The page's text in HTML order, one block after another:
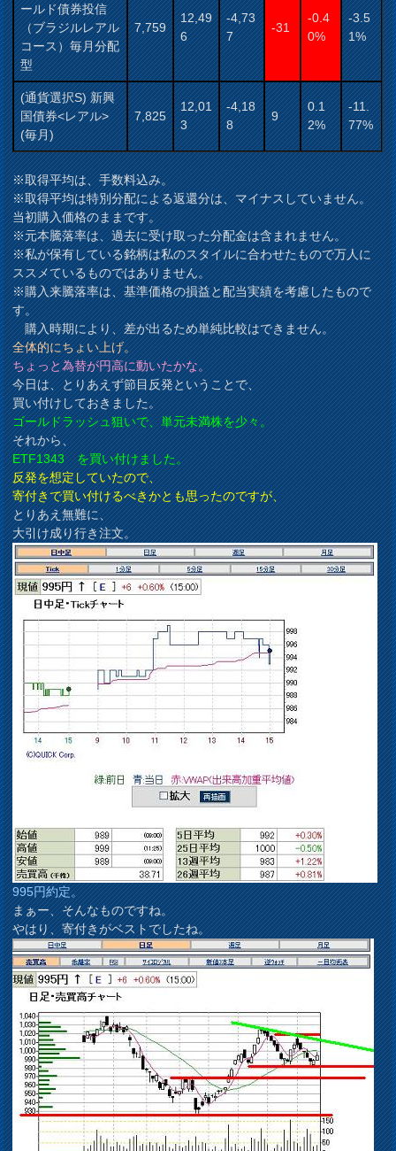
ールド債券投信
（ブラジルレアル
コース）毎月分配
型
7,759
12,49
6
-4,73
7
-31
-0.4
0%
-3.5
1%
(通貨選択S) 新興
国債券<レアル>
(毎月)
7,825
12,01
3
-4,18
8
9
0.1
2%
-11.
77%
※取得平均は、手数料込み。
※取得平均は特別分配による返還分は、マイナスしていません。
当初購入価格のままです。
※元本騰落率は、過去に受け取った分配金は含まれません。
※私が保有している銘柄は私のスタイルに合わせたもので万人に
ススメているものではありません。
※購入来騰落率は、基準価格の損益と配当実績を考慮したもので
す。
購入時期により、差が出るため単純比較はできません。
全体的にちょい上げ。
ちょっと為替が円高に動いたかな。
今日は、とりあえず節目反発ということで、
買い付けしておきました。
ゴールドラッシュ狙いで、単元未満株を少々。
それから、
ETF1343 を買い付けました。
反発を想定していたので、
寄付きで買い付けるべきかとも思ったのですが、
とりあえ無難に、
大引け成り行き注文。
995円約定。
まぁー、そんなものですね。
やはり、寄付きがベストでしたね。